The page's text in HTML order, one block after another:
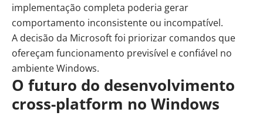
implementação completa poderia gerar
comportamento inconsistente ou incompatível.
A decisão da Microsoft foi priorizar comandos que
ofereçam funcionamento previsível e confiável no
ambiente Windows.
O futuro do desenvolvimento
cross-platform no Windows